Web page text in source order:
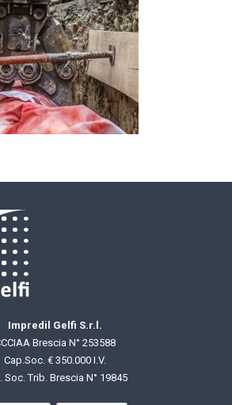
Impredil Gelfi S.r.l.
Brescia N° 253588
Cap.Soc. € 350.000 I.V.
Soc. Trib. Brescia N° 19845